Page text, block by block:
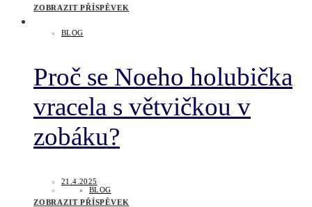
ZOBRAZIT PŘÍSPĚVEK
BLOG
Proč se Noeho holubička
vracela s větvičkou v
zobáku?
21.4.2025
BLOG
ZOBRAZIT PŘÍSPĚVEK